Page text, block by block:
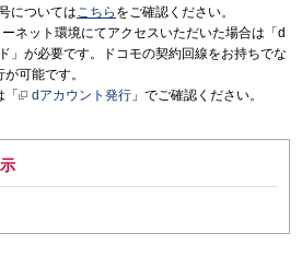
についてはこちら をご確認ください。
ネット環境にてアクセスいただいた場合は「d
」が必要です。ドコモの契約回線をお持ちでな
可能です。
dアカウント発行 」でご確認ください。